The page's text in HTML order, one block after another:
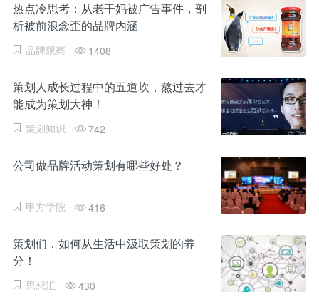
热点冷思考：从老干妈被广告事件，剖
析被前浪念歪的品牌内涵
品牌观察 1408
策划人成长过程中的五道坎，熬过去才
能成为策划大神！
策划知识 742
公司做品牌活动策划有哪些好处？
甲方学院 416
策划们，如何从生活中汲取策划的养
分！
思想汇 430